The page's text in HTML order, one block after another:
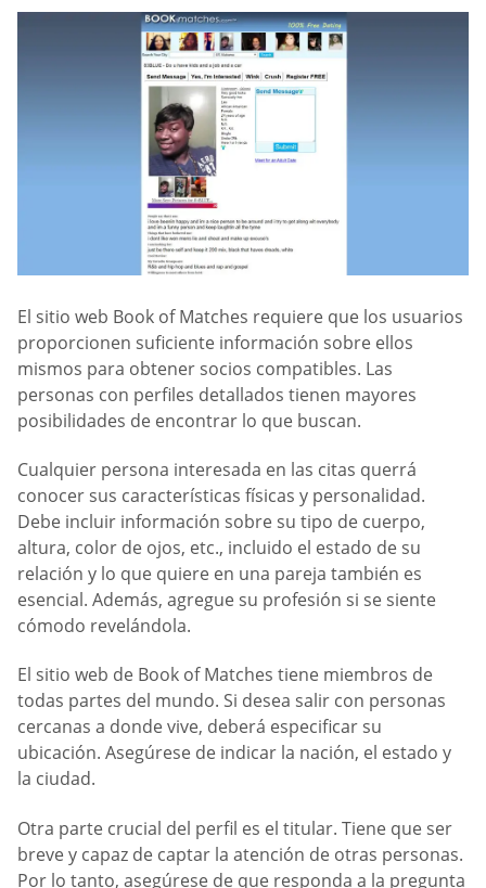
El sitio web Book of Matches requiere que los usuarios
proporcionen suficiente información sobre ellos
mismos para obtener socios compatibles. Las
personas con perfiles detallados tienen mayores
posibilidades de encontrar lo que buscan.
Cualquier persona interesada en las citas querrá
conocer sus características físicas y personalidad.
Debe incluir información sobre su tipo de cuerpo,
altura, color de ojos, etc., incluido el estado de su
relación y lo que quiere en una pareja también es
esencial. Además, agregue su profesión si se siente
cómodo revelándola.
El sitio web de Book of Matches tiene miembros de
todas partes del mundo. Si desea salir con personas
cercanas a donde vive, deberá especificar su
ubicación. Asegúrese de indicar la nación, el estado y
la ciudad.
Otra parte crucial del perfil es el titular. Tiene que ser
breve y capaz de captar la atención de otras personas.
Por lo tanto, asegúrese de que responda a la pregunta